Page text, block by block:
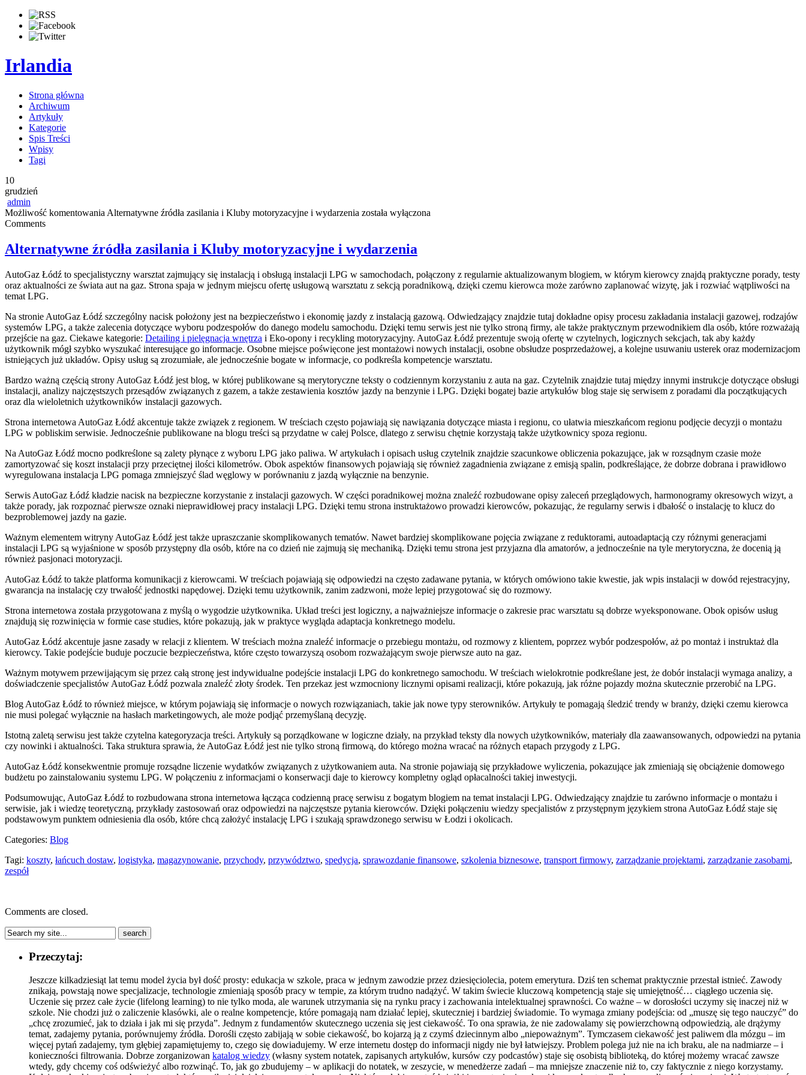
Irlandia
Strona główna
Archiwum
Artykuły
Kategorie
Spis Treści
Wpisy
Tagi
10
grudzień
admin
Możliwość komentowania Alternatywne źródła zasilania i Kluby motoryzacyjne i wydarzenia została wyłączona
Comments
Alternatywne źródła zasilania i Kluby motoryzacyjne i wydarzenia
AutoGaz Łódź to specjalistyczny warsztat zajmujący się instalacją i obsługą instalacji LPG w samochodach, połączony z regularnie aktualizowanym blogiem, w którym kierowcy znajdą praktyczne porady, testy
oraz aktualności ze świata aut na gaz. Strona spaja w jednym miejscu ofertę usługową warsztatu z sekcją poradnikową, dzięki czemu kierowca może zarówno zaplanować wizytę, jak i rozwiać wątpliwości na
temat LPG.
Na stronie AutoGaz Łódź szczególny nacisk położony jest na bezpieczeństwo i ekonomię jazdy z instalacją gazową. Odwiedzający znajdzie tutaj dokładne opisy procesu zakładania instalacji gazowej, rodzajów
systemów LPG, a także zalecenia dotyczące wyboru podzespołów do danego modelu samochodu. Dzięki temu serwis jest nie tylko stroną firmy, ale także praktycznym przewodnikiem dla osób, które rozważają
przejście na gaz. Ciekawe kategorie: Detailing i pielęgnacja wnętrza i Eko-opony i recykling motoryzacyjny. AutoGaz Łódź prezentuje swoją ofertę w czytelnych, logicznych sekcjach, tak aby każdy
użytkownik mógł szybko wyszukać interesujące go informacje. Osobne miejsce poświęcone jest montażowi nowych instalacji, osobne obsłudze posprzedażowej, a kolejne usuwaniu usterek oraz modernizacjom
istniejących już układów. Opisy usług są zrozumiałe, ale jednocześnie bogate w informacje, co podkreśla kompetencje warsztatu.
Bardzo ważną częścią strony AutoGaz Łódź jest blog, w której publikowane są merytoryczne teksty o codziennym korzystaniu z auta na gaz. Czytelnik znajdzie tutaj między innymi instrukcje dotyczące obsługi
instalacji, analizy najczęstszych przesądów związanych z gazem, a także zestawienia kosztów jazdy na benzynie i LPG. Dzięki bogatej bazie artykułów blog staje się serwisem z poradami dla początkujących
oraz dla wieloletnich użytkowników instalacji gazowych.
Strona internetowa AutoGaz Łódź akcentuje także związek z regionem. W treściach często pojawiają się nawiązania dotyczące miasta i regionu, co ułatwia mieszkańcom regionu podjęcie decyzji o montażu
LPG w pobliskim serwisie. Jednocześnie publikowane na blogu treści są przydatne w całej Polsce, dlatego z serwisu chętnie korzystają także użytkownicy spoza regionu.
Na AutoGaz Łódź mocno podkreślone są zalety płynące z wyboru LPG jako paliwa. W artykułach i opisach usług czytelnik znajdzie szacunkowe obliczenia pokazujące, jak w rozsądnym czasie może
zamortyzować się koszt instalacji przy przeciętnej ilości kilometrów. Obok aspektów finansowych pojawiają się również zagadnienia związane z emisją spalin, podkreślające, że dobrze dobrana i prawidłowo
wyregulowana instalacja LPG pomaga zmniejszyć ślad węglowy w porównaniu z jazdą wyłącznie na benzynie.
Serwis AutoGaz Łódź kładzie nacisk na bezpieczne korzystanie z instalacji gazowych. W części poradnikowej można znaleźć rozbudowane opisy zaleceń przeglądowych, harmonogramy okresowych wizyt, a
także porady, jak rozpoznać pierwsze oznaki nieprawidłowej pracy instalacji LPG. Dzięki temu strona instruktażowo prowadzi kierowców, pokazując, że regularny serwis i dbałość o instalację to klucz do
bezproblemowej jazdy na gazie.
Ważnym elementem witryny AutoGaz Łódź jest także upraszczanie skomplikowanych tematów. Nawet bardziej skomplikowane pojęcia związane z reduktorami, autoadaptacją czy różnymi generacjami
instalacji LPG są wyjaśnione w sposób przystępny dla osób, które na co dzień nie zajmują się mechaniką. Dzięki temu strona jest przyjazna dla amatorów, a jednocześnie na tyle merytoryczna, że docenią ją
również pasjonaci motoryzacji.
AutoGaz Łódź to także platforma komunikacji z kierowcami. W treściach pojawiają się odpowiedzi na często zadawane pytania, w których omówiono takie kwestie, jak wpis instalacji w dowód rejestracyjny,
gwarancja na instalację czy trwałość jednostki napędowej. Dzięki temu użytkownik, zanim zadzwoni, może lepiej przygotować się do rozmowy.
Strona internetowa została przygotowana z myślą o wygodzie użytkownika. Układ treści jest logiczny, a najważniejsze informacje o zakresie prac warsztatu są dobrze wyeksponowane. Obok opisów usług
znajdują się rozwinięcia w formie case studies, które pokazują, jak w praktyce wygląda adaptacja konkretnego modelu.
AutoGaz Łódź akcentuje jasne zasady w relacji z klientem. W treściach można znaleźć informacje o przebiegu montażu, od rozmowy z klientem, poprzez wybór podzespołów, aż po montaż i instruktaż dla
kierowcy. Takie podejście buduje poczucie bezpieczeństwa, które często towarzyszą osobom rozważającym swoje pierwsze auto na gaz.
Ważnym motywem przewijającym się przez całą stronę jest indywidualne podejście instalacji LPG do konkretnego samochodu. W treściach wielokrotnie podkreślane jest, że dobór instalacji wymaga analizy, a
doświadczenie specjalistów AutoGaz Łódź pozwala znaleźć złoty środek. Ten przekaz jest wzmocniony licznymi opisami realizacji, które pokazują, jak różne pojazdy można skutecznie przerobić na LPG.
Blog AutoGaz Łódź to również miejsce, w którym pojawiają się informacje o nowych rozwiązaniach, takie jak nowe typy sterowników. Artykuły te pomagają śledzić trendy w branży, dzięki czemu kierowca
nie musi polegać wyłącznie na hasłach marketingowych, ale może podjąć przemyślaną decyzję.
Istotną zaletą serwisu jest także czytelna kategoryzacja treści. Artykuły są porządkowane w logiczne działy, na przykład teksty dla nowych użytkowników, materiały dla zaawansowanych, odpowiedzi na pytania
czy nowinki i aktualności. Taka struktura sprawia, że AutoGaz Łódź jest nie tylko stroną firmową, do którego można wracać na różnych etapach przygody z LPG.
AutoGaz Łódź konsekwentnie promuje rozsądne liczenie wydatków związanych z użytkowaniem auta. Na stronie pojawiają się przykładowe wyliczenia, pokazujące jak zmieniają się obciążenie domowego
budżetu po zainstalowaniu systemu LPG. W połączeniu z informacjami o konserwacji daje to kierowcy kompletny ogląd opłacalności takiej inwestycji.
Podsumowując, AutoGaz Łódź to rozbudowana strona internetowa łącząca codzienną pracę serwisu z bogatym blogiem na temat instalacji LPG. Odwiedzający znajdzie tu zarówno informacje o montażu i
serwisie, jak i wiedzę teoretyczną, przykłady zastosowań oraz odpowiedzi na najczęstsze pytania kierowców. Dzięki połączeniu wiedzy specjalistów z przystępnym językiem strona AutoGaz Łódź staje się
podstawowym punktem odniesienia dla osób, które chcą założyć instalację LPG i szukają sprawdzonego serwisu w Łodzi i okolicach.
Categories: Blog
Tagi: koszty, łańcuch dostaw, logistyka, magazynowanie, przychody, przywództwo, spedycja, sprawozdanie finansowe, szkolenia biznesowe, transport firmowy, zarządzanie projektami, zarządzanie zasobami,
zespół
Comments are closed.
Przeczytaj:
Jeszcze kilkadziesiąt lat temu model życia był dość prosty: edukacja w szkole, praca w jednym zawodzie przez dziesięciolecia, potem emerytura. Dziś ten schemat praktycznie przestał istnieć. Zawody
znikają, powstają nowe specjalizacje, technologie zmieniają sposób pracy w tempie, za którym trudno nadążyć. W takim świecie kluczową kompetencją staje się umiejętność… ciągłego uczenia się.
Uczenie się przez całe życie (lifelong learning) to nie tylko moda, ale warunek utrzymania się na rynku pracy i zachowania intelektualnej sprawności. Co ważne – w dorosłości uczymy się inaczej niż w
szkole. Nie chodzi już o zaliczenie klasówki, ale o realne kompetencje, które pomagają nam działać lepiej, skuteczniej i bardziej świadomie. To wymaga zmiany podejścia: od „muszę się tego nauczyć” do
„chcę zrozumieć, jak to działa i jak mi się przyda”. Jednym z fundamentów skutecznego uczenia się jest ciekawość. To ona sprawia, że nie zadowalamy się powierzchowną odpowiedzią, ale drążymy
temat, zadajemy pytania, porównujemy źródła. Dorośli często zabijają w sobie ciekawość, bo kojarzą ją z czymś dziecinnym albo „niepoważnym”. Tymczasem ciekawość jest paliwem dla mózgu – im
więcej pytań zadajemy, tym głębiej zapamiętujemy to, czego się dowiadujemy. W erze internetu dostęp do informacji nigdy nie był łatwiejszy. Problem polega już nie na ich braku, ale na nadmiarze – i
konieczności filtrowania. Dobrze zorganizowan katalog wiedzy (własny system notatek, zapisanych artykułów, kursów czy podcastów) staje się osobistą biblioteką, do której możemy wracać zawsze
wtedy, gdy chcemy coś odświeżyć albo rozwinąć. To, jak go zbudujemy – w aplikacji do notatek, w zeszycie, w menedżerze zadań – ma mniejsze znaczenie niż to, czy faktycznie z niego korzystamy.